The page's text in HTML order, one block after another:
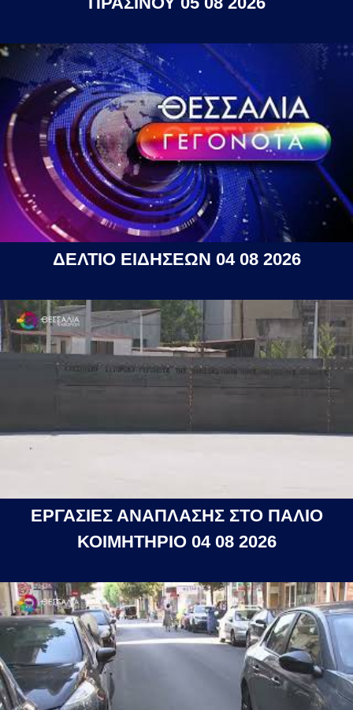
ΔΕΛΤΙΟ ΕΙΔΗΣΕΩΝ 04 08 2026
ΕΡΓΑΣΙΕΣ ΑΝΑΠΛΑΣΗΣ ΣΤΟ ΠΑΛΙΟ
ΚΟΙΜΗΤΗΡΙΟ 04 08 2026